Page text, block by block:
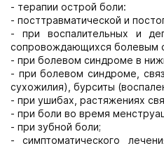
- терапии острой боли:
- посттравматической и
- при воспалительных и
сопровождающихся болевым
- при болевом синдроме в
- при болевом синдроме,
сухожилия), бурситы
- при ушибах, растяжениях
- при боли во время
- при зубной боли;
- симптоматического